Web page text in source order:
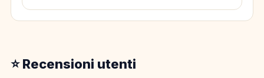
⭐ Recensioni utenti